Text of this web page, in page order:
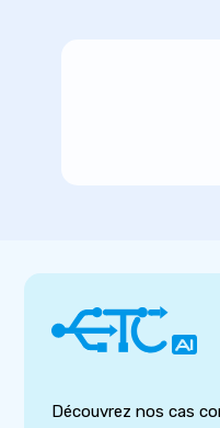
Découvrez nos cas